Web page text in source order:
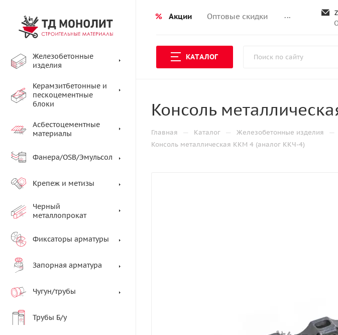
% Акции Оптовые скидки ...
КАТАЛОГ
Железобетонные
изделия
Керамзитбетонные и
пескоцементные
блоки
Асбестоцементные
материалы
Фанера/OSB/Эмульсол
Крепеж и метизы
Черный
металлопрокат
Фиксаторы арматуры
Запорная арматура
Чугун/трубы
Трубы Б/у
Консоль
Главная — Каталог — Железобетонные изделия —
Консоль металлическая ККМ 4 (аналог ККЧ-4)